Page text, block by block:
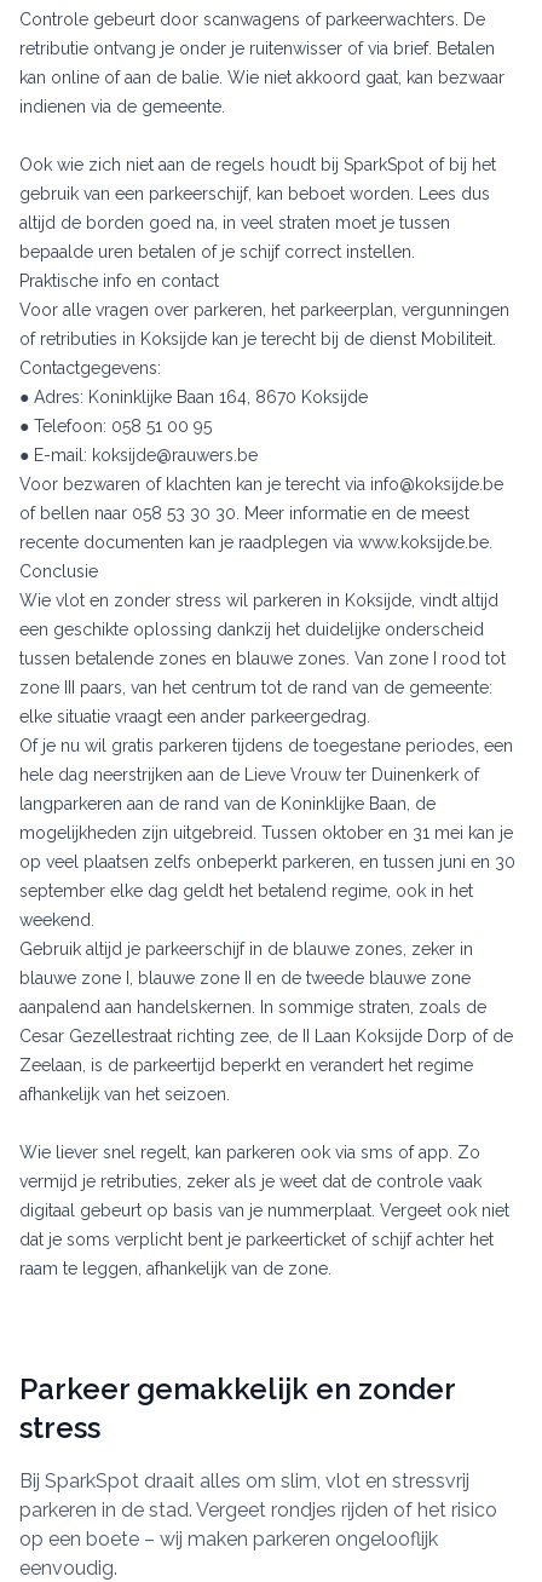
Controle gebeurt door scanwagens of parkeerwachters. De
retributie ontvang je onder je ruitenwisser of via brief. Betalen
kan online of aan de balie. Wie niet akkoord gaat, kan bezwaar
indienen via de gemeente.
Ook wie zich niet aan de regels houdt bij SparkSpot of bij het
gebruik van een parkeerschijf, kan beboet worden. Lees dus
altijd de borden goed na, in veel straten moet je tussen
bepaalde uren betalen of je schijf correct instellen.
Praktische info en contact
Voor alle vragen over parkeren, het parkeerplan, vergunningen
of retributies in Koksijde kan je terecht bij de dienst Mobiliteit.
Contactgegevens:
● Adres: Koninklijke Baan 164, 8670 Koksijde
● Telefoon: 058 51 00 95
● E-mail: koksijde@rauwers.be
Voor bezwaren of klachten kan je terecht via info@koksijde.be
of bellen naar 058 53 30 30. Meer informatie en de meest
recente documenten kan je raadplegen via www.koksijde.be
Conclusie
Wie vlot en zonder stress wil parkeren in Koksijde, vindt altijd
een geschikte oplossing dankzij het duidelijke onderscheid
tussen betalende zones en blauwe zones. Van zone I rood tot
zone III paars, van het centrum tot de rand van de gemeente:
elke situatie vraagt een ander parkeergedrag.
Of je nu wil gratis parkeren tijdens de toegestane periodes, een
hele dag neerstrijken aan de Lieve Vrouw ter Duinenkerk of
langparkeren aan de rand van de Koninklijke Baan, de
mogelijkheden zijn uitgebreid. Tussen oktober en 31 mei kan je
op veel plaatsen zelfs onbeperkt parkeren, en tussen juni en 30
september elke dag geldt het betalend regime, ook in het
weekend.
Gebruik altijd je parkeerschijf in de blauwe zones, zeker in
blauwe zone I, blauwe zone II en de tweede blauwe zone
aanpalend aan handelskernen. In sommige straten, zoals de
Cesar Gezellestraat richting zee, de II Laan Koksijde Dorp of de
Zeelaan, is de parkeertijd beperkt en verandert het regime
afhankelijk van het seizoen.
Wie liever snel regelt, kan parkeren ook via sms of app. Zo
vermijd je retributies, zeker als je weet dat de controle vaak
digitaal gebeurt op basis van je nummerplaat. Vergeet ook niet
dat je soms verplicht bent je parkeerticket of schijf achter het
raam te leggen, afhankelijk van de zone.
Parkeer gemakkelijk en zonder
stress
Bij SparkSpot draait alles om slim, vlot en stressvrij
parkeren in de stad. Vergeet rondjes rijden of het risico
op een boete – wij maken parkeren ongelooflijk
eenvoudig.